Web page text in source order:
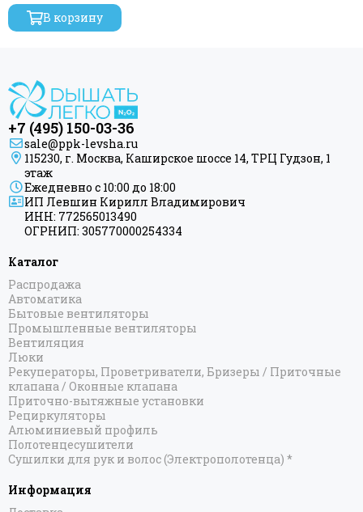
В корзину
+7 (495) 150-03-36
sale@ppk-levsha.ru
115230, г. Москва, Каширское шоссе 14, ТРЦ Гудзон, 1
этаж
Ежедневно с 10:00 до 18:00
ИП Левшин Кирилл Владимирович
ИНН: 772565013490
ОГРНИП: 305770000254334
Каталог
Распродажа
Автоматика
Бытовые вентиляторы
Промышленные вентиляторы
Вентиляция
Люки
Рекуператоры, Проветриватели, Бризеры / Приточные
клапана / Оконные клапана
Приточно-вытяжные установки
Рециркуляторы
Алюминиевый профиль
Полотенцесушители
Сушилки для рук и волос (Электрополотенца) *
Информация